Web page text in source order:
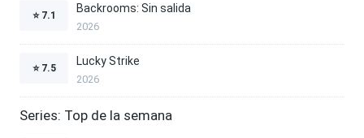
⭐ 7.1
Backrooms: Sin salida
2026
⭐ 7.5
Lucky Strike
2026
Series: Top de la semana